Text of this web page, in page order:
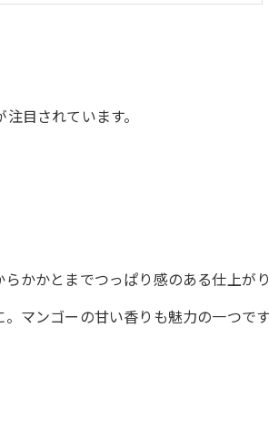
目されています。
かかとまでつっぱり感のある仕上がり
マンゴーの甘い香りも魅力の一つです